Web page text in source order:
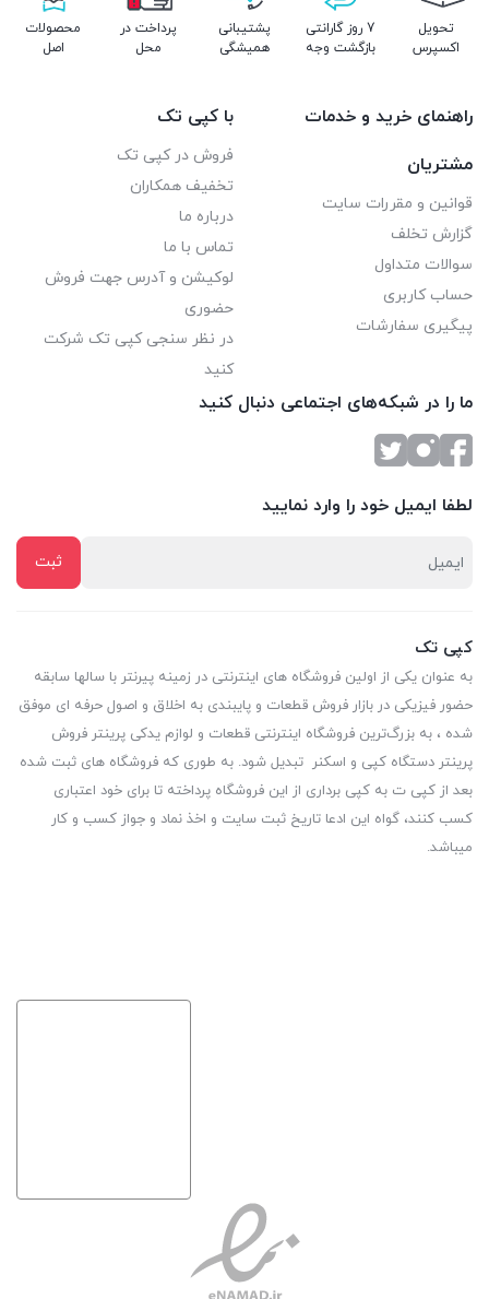
تحویل
اکسپرس
7 روز گارانتی
بازگشت وجه
پشتیبانی
همیشگی
پرداخت در
محل
محصولات
اصل
راهنمای خرید و خدمات
مشتریان
قوانین و مقررات سایت
گزارش تخلف
سوالات متداول
حساب کاربری
پیگیری سفارشات
با کپی تک
فروش در کپی تک
تخفیف همکاران
درباره ما
تماس با ما
لوکیشن و آدرس جهت فروش
حضوری
در نظر سنجی کپی تک شرکت
کنید
ما را در شبکه‌های اجتماعی دنبال کنید
لطفا ایمیل خود را وارد نمایید
کپی تک
به عنوان یکی از اولین فروشگاه های اینترنتی در زمینه پیرنتر با سالها سابقه
حضور فیزیکی در بازار فروش قطعات و پایبندی به اخلاق و اصول حرفه ای موفق
شده ، به بزرگ‌ترین فروشگاه اینترنتی قطعات و لوازم یدکی پرینتر فروش
پرینتر دستگاه کپی و اسکنر تبدیل شود. به طوری که فروشگاه های ثبت شده
بعد از کپی ت به کپی برداری از این فروشگاه پرداخته تا برای خود اعتباری
کسب کنند، گواه این ادعا تاریخ ثبت سایت و اخذ نماد و جواز کسب و کار
میباشد.